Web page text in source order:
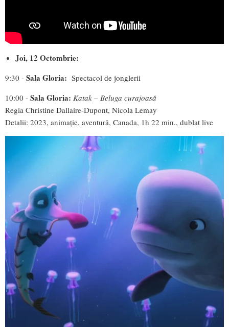
Joi, 12 Octombrie:
9:30 - Sala Gloria: Spectacol de jonglerii
10:00 - Sala Gloria: Katak – Beluga curajoasă
Regia Christine Dallaire-Dupont, Nicola Lemay
Detalii: 2023, animație, aventură, Canada, 1h 22 min., dublat live